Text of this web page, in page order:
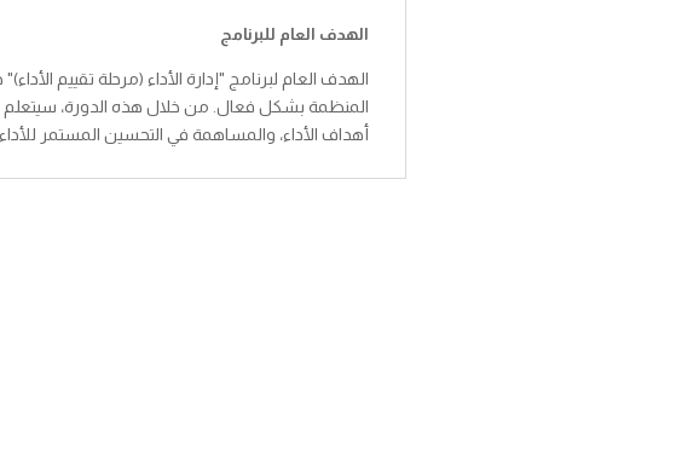
الهدف العام للبرنامج
الهدف العام لبرنامج "إدارة الأداء (مرحلة تقييم
المنظمة بشكل فعال. من خلال هذه الدورة، سيتعلم
أهداف الأداء، والمساهمة في التحسين المستمر للأداء